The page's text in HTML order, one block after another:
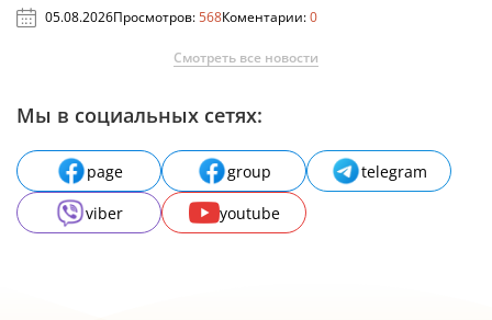
05.08.2026Просмотров:568Коментарии:0
Смотреть все новости
Мы в социальных сетях:
page group
telegram
viber
youtube